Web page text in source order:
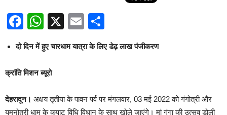
Facebook
WhatsApp
X Email
दो दिन में हुए चारधाम यात्रा के लिए डेढ़ लाख पंजीकरण
क्रांति मिशन ब्यूरो
देहरादून। अक्षय तृतीया के पावन पर्व पर मंगलवार, 03 मई 2022 को गंगोत्री और
यमुनोत्री धाम के कपाट विधि विधान के साथ खोले जाएंगे। मां गंगा की उत्सव डोली